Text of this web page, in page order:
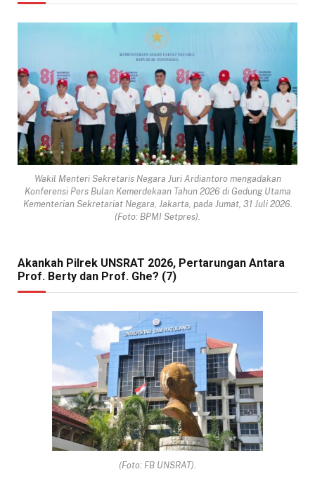
Wakil Menteri Sekretaris Negara Juri Ardiantoro mengadakan
Konferensi Pers Bulan Kemerdekaan Tahun 2026 di Gedung Utama
Kementerian Sekretariat Negara, Jakarta, pada Jumat, 31 Juli 2026.
(Foto: BPMI Setpres).
Akankah Pilrek UNSRAT 2026, Pertarungan Antara
Prof. Berty dan Prof. Ghe? (7)
(Foto: FB UNSRAT).